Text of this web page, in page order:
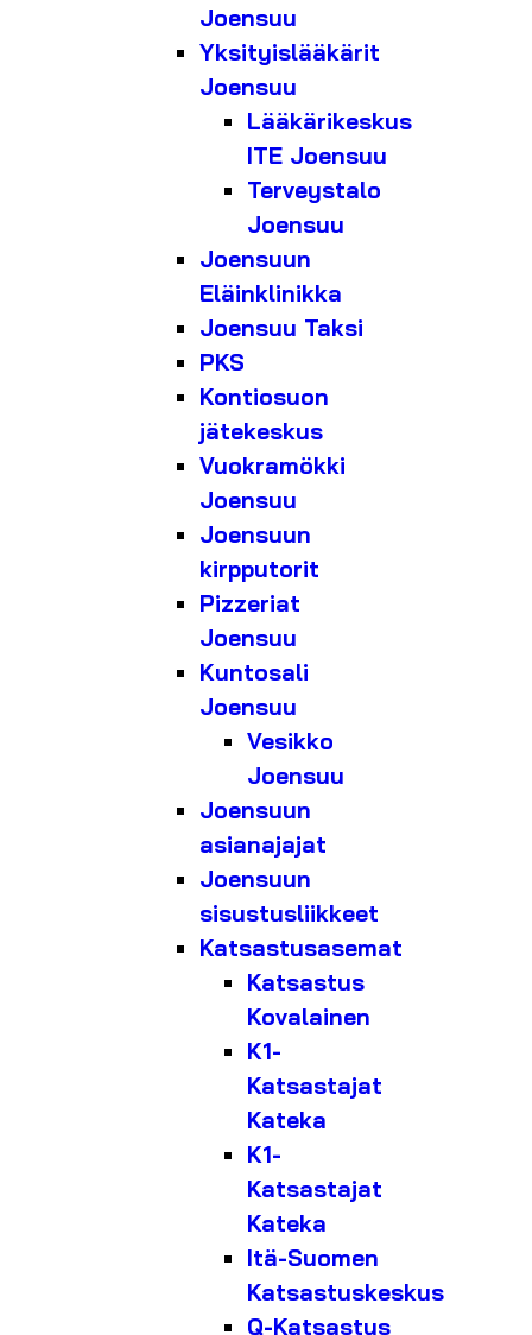
Joensuu
Yksityislääkärit
Joensuu
Lääkärikeskus
ITE Joensuu
Terveystalo
Joensuu
Joensuun
Eläinklinikka
Joensuu Taksi
PKS
Kontiosuon
jätekeskus
Vuokramökki
Joensuu
Joensuun
kirpputorit
Pizzeriat
Joensuu
Kuntosali
Joensuu
Vesikko
Joensuu
Joensuun
asianajajat
Joensuun
sisustusliikkeet
Katsastusasemat
Katsastus
Kovalainen
K1-
Katsastajat
Kateka
K1-
Katsastajat
Kateka
Itä-Suomen
Katsastuskeskus
Q-Katsastus